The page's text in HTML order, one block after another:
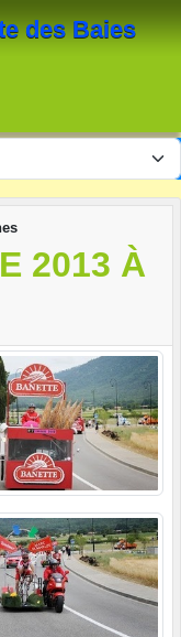
des Baies
2013 À